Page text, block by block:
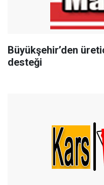
Büyükşehir’den
desteği